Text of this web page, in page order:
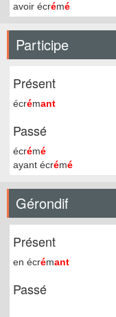
avoir écrémé
Participe
Présent
écrémant
Passé
écrémé
ayant écrémé
Gérondif
Présent
en écrémant
Passé